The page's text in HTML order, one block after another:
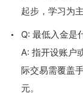
起步，学习为
Q: 最低入金是
A: 指开设账户
际交易需覆盖
元。